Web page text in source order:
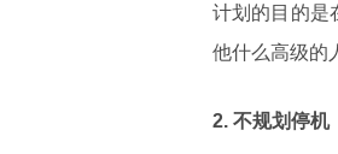
计划的目的是
他什么高级的
2. 不规划停机